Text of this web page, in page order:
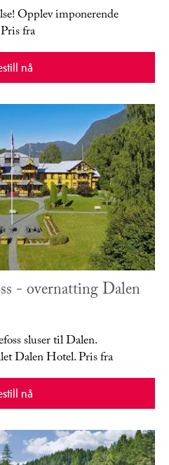
Opplev imponerende
fra
nå
- overnatting Dalen
sluser til Dalen.
Dalen Hotel. Pris fra
nå